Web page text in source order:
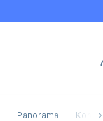
Panorama Kontakt